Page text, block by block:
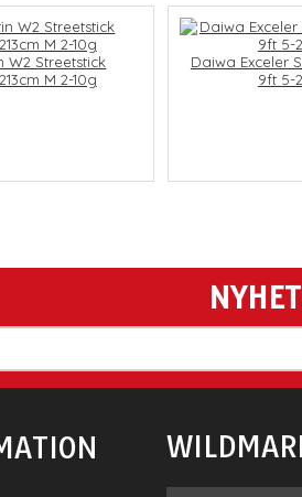
W2 Streetstick
M 2-10g
Daiwa Exceler
9ft 5-